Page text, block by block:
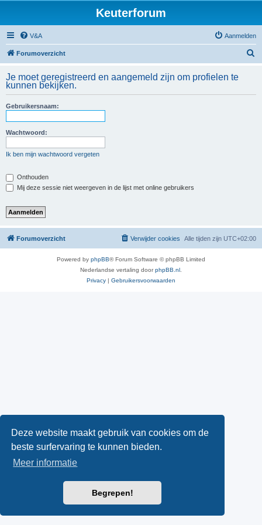
Deze website maakt gebruik van cookies om de
beste surfervaring te kunnen bieden.
Meer informatie
Begrepen!
Keuterforum
V&A Aanmelden
Forumoverzicht
k
Je moet geregistreerd en aangemeld zijn om profielen te
kunnen bekijken.
Gebruikersnaam:
Wachtwoord:
Ik ben mijn wachtwoord vergeten
Onthouden
Mij deze sessie niet weergeven in de lijst met online gebruikers
Forumoverzicht Alle tijden zijn UTC+02:00
Verwijder cookies
Powered by phpBB® Forum Software © phpBB Limited
Nederlandse vertaling doorphpBB.nl.
Privacy | Gebruikersvoorwaarden